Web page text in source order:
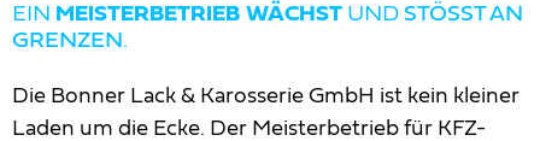
EIN MEISTERBETRIEB WÄCHST UND STÖSST AN G
RENZEN
.
Die Bonner Lack & Karosserie GmbH ist kein kleiner
Laden um die Ecke. Der Meisterbetrieb für KFZ-